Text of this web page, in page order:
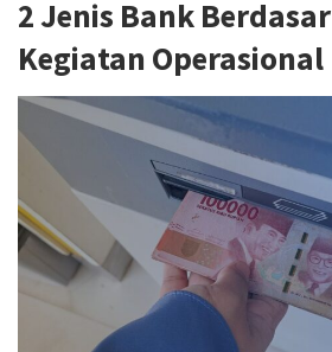
2 Jenis Bank
Kegiatan Operasional